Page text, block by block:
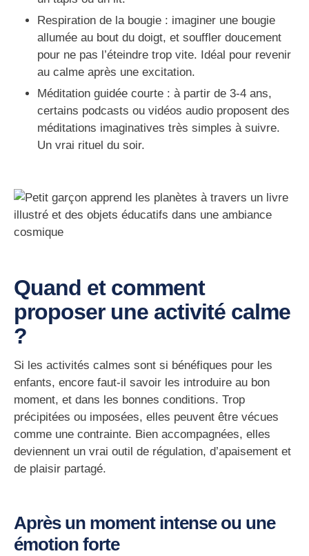
Respiration de la bougie : imaginer une bougie
allumée au bout du doigt, et souffler doucement
pour ne pas l’éteindre trop vite. Idéal pour revenir
au calme après une excitation.
Méditation guidée courte : à partir de 3-4 ans,
certains podcasts ou vidéos audio proposent des
méditations imaginatives très simples à suivre.
Un vrai rituel du soir.
Quand et comment
proposer une activité calme
?
Si les activités calmes sont si bénéfiques pour les
enfants, encore faut-il savoir les introduire au bon
moment, et dans les bonnes conditions. Trop
précipitées ou imposées, elles peuvent être vécues
comme une contrainte. Bien accompagnées, elles
deviennent un vrai outil de régulation, d’apaisement et
de plaisir partagé.
Après un moment intense ou une
émotion forte